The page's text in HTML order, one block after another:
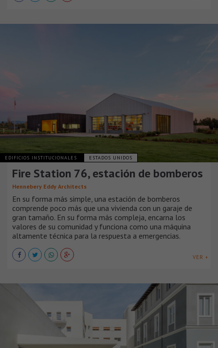
EDIFICIOS INSTITUCIONALES ESTADOS UNIDOS
Fire Station 76, estación de bomberos
Hennebery Eddy Architects
En su forma más simple, una estación de bomberos
comprende poco más que una vivienda con un garaje de
gran tamaño. En su forma más compleja, encarna los
valores de su comunidad y funciona como una máquina
altamente técnica para la respuesta a emergencias.
VER +